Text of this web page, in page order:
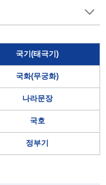
국기(태극기)
국화(무궁화)
나라문장
국호
정부기